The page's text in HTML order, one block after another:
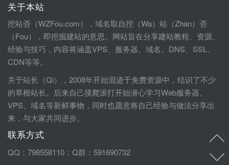
关于本站
挖站否（WZFou.com），域名取自挖（Wa）站（Zhan）否
（Fou），即挖掘建站的意思。网站旨在分享建站教程、资源、
经验与技巧，内容将涵盖VPS、服务器、域名、DNS、SSL、
CDN等等。
关于站长（Qi），2008年开始混迹于免费资源中，结识了不少
的草根站长。后来自己摸爬滚打开始潜心学习Web服务器、
VPS、域名等新鲜事物，同时也愿意将自己经验与做法分享出
来，与大家共同进步。
联系方式
QQ：798558110；Q群：591690732